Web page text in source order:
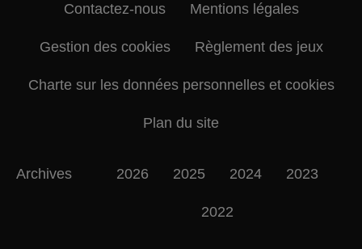
Contactez-nous Mentions légales
Gestion des cookies Règlement des jeux
Charte sur les données personnelles et cookies
Plan du site
Archives 2026 2025 2024 2023
2022